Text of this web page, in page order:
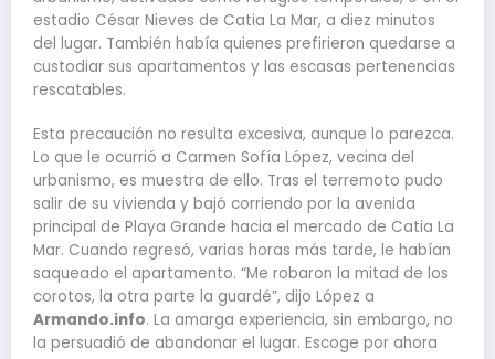
estadio César Nieves de Catia La Mar, a diez minutos
del lugar. También había quienes prefirieron quedarse a
custodiar sus apartamentos y las escasas pertenencias
rescatables.
Esta precaución no resulta excesiva, aunque lo parezca.
Lo que le ocurrió a Carmen Sofía López, vecina del
urbanismo, es muestra de ello. Tras el terremoto pudo
salir de su vivienda y bajó corriendo por la avenida
principal de Playa Grande hacia el mercado de Catia La
Mar. Cuando regresó, varias horas más tarde, le habían
saqueado el apartamento. “Me robaron la mitad de los
corotos, la otra parte la guardé”, dijo López a
Armando.info. La amarga experiencia, sin embargo, no
la persuadió de abandonar el lugar. Escoge por ahora